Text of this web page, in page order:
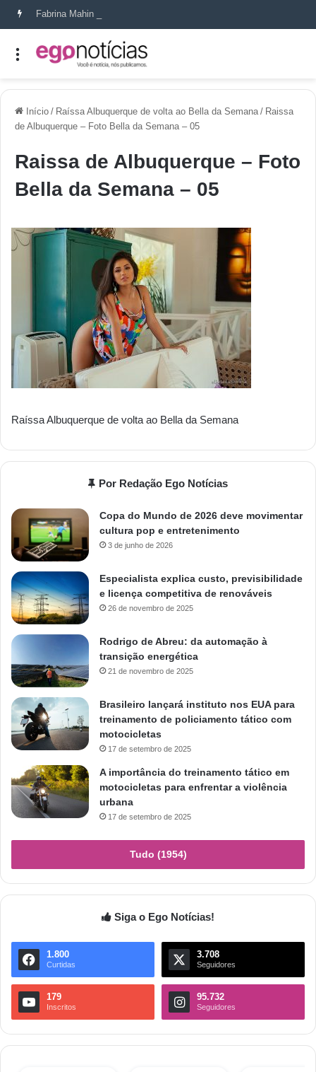
Fabrina Mahin e a arte de reconstruir confiança
Início / Raíssa Albuquerque de volta ao Bella da Semana / Raissa
de Albuquerque – Foto Bella da Semana – 05
Raissa de Albuquerque – Foto
Bella da Semana – 05
Raíssa Albuquerque de volta ao Bella da Semana
Por Redação Ego Notícias
Copa do Mundo de 2026 deve movimentar
cultura pop e entretenimento
3 de junho de 2026
Especialista explica custo, previsibilidade
e licença competitiva de renováveis
26 de novembro de 2025
Rodrigo de Abreu: da automação à
transição energética
21 de novembro de 2025
Brasileiro lançará instituto nos EUA para
treinamento de policiamento tático com
motocicletas
17 de setembro de 2025
A importância do treinamento tático em
motocicletas para enfrentar a violência
urbana
17 de setembro de 2025
Tudo (1954)
Siga o Ego Notícias!
1.800
Curtidas
3.708
Seguidores
179
Inscritos
95.732
Seguidores